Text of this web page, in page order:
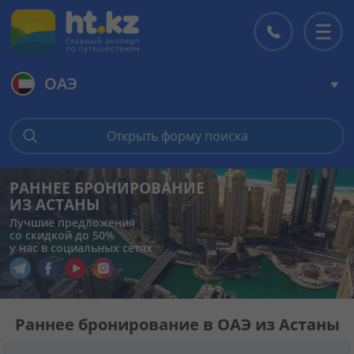
Горящие туры
Цены на туры
Страны
Туры
ОАЭ
Открыть форму поиска
РАННЕЕ БРОНИРОВАНИЕ
ИЗ АСТАНЫ
Лучшие предложения
со скидкой до 50%
у нас в социальных сетях
Перейти в наш Telegram
Перейти в наш Facebook
Перейти в наш YouTube
Перейти в наш Instagram
Раннее бронирование в ОАЭ из Астаны